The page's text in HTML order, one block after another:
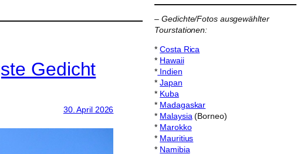
Gedicht
30. April 2026
–Gedichte/Fotos ausgewählter
Tourstationen:
*Costa Rica
* Hawaii
* Indien
*Japan
* Kuba
* Madagaskar
* Malaysia (Borneo)
* Marokko
* Mauritius
* Namibia